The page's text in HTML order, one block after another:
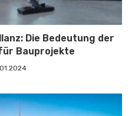
Die Bedeutung der
Bauprojekte